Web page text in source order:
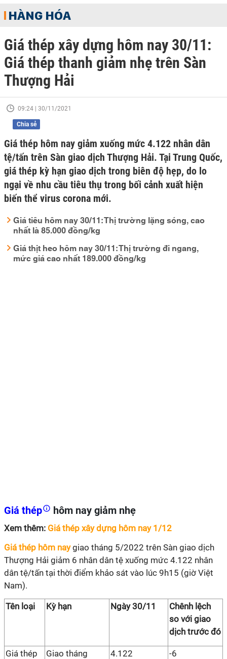
HÀNG HÓA
Giá thép xây dựng hôm nay 30/11:
Giá thép thanh giảm nhẹ trên Sàn
Thượng Hải
09:24 | 30/11/2021
Chia sẻ
Giá thép hôm nay giảm xuống mức 4.122 nhân dân
tệ/tấn trên Sàn giao dịch Thượng Hải. Tại Trung Quốc,
giá thép kỳ hạn giao dịch trong biên độ hẹp, do lo
ngại về nhu cầu tiêu thụ trong bối cảnh xuất hiện
biến thể virus corona mới.
Giá tiêu hôm nay 30/11: Thị trường lặng sóng, cao
nhất là 85.000 đồng/kg
Giá thịt heo hôm nay 30/11: Thị trường đi ngang,
mức giá cao nhất 189.000 đồng/kg
Giá thép hôm nay giảm nhẹ
Xem thêm: Giá thép xây dựng hôm nay 1/12
Giá thép hôm naygiao tháng 5/2022 trên Sàn giao dịch
Thượng Hải giảm 6 nhân dân tệ xuống mức 4.122 nhân
dân tệ/tấn tại thời điểm khảo sát vào lúc 9h15 (giờ Việt
Nam).
Tên loại Kỳ hạn Ngày 30/11
Chênh lệch
so với giao
dịch trước đó
Giá thép
Giao tháng
4.122 -6